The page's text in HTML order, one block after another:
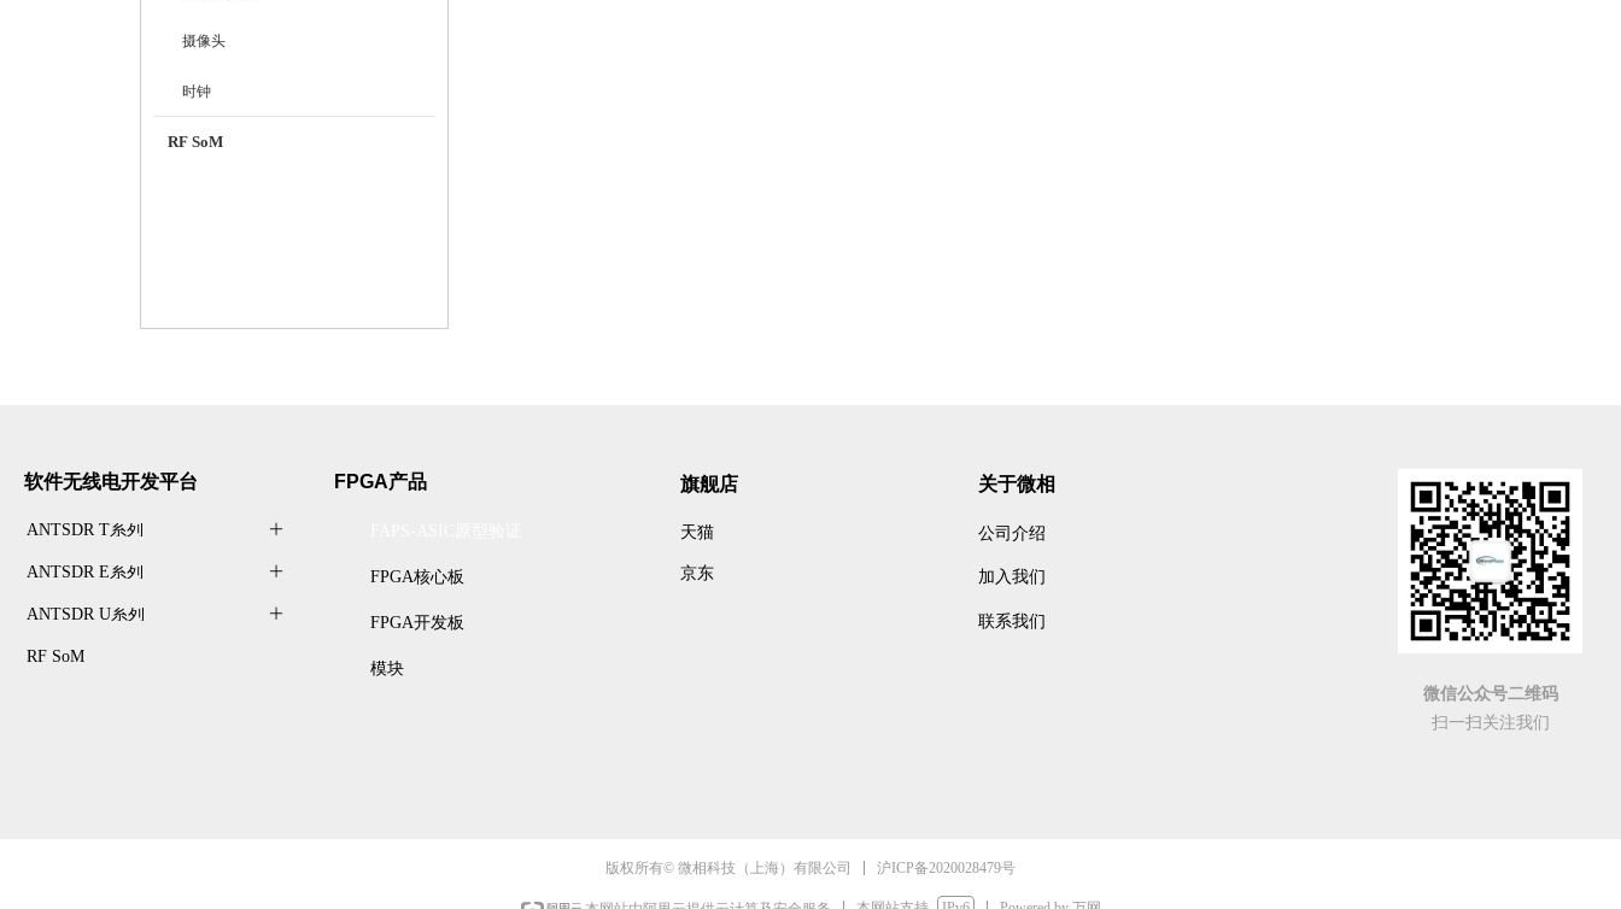
摄像头
时钟
RF SoM
ꄶ
ANTSDR T系列
ꄶ
ANTSDR E系列
ꄶ
ANTSDR U系列
RF SoM
软件无线电开发平台 FPGA产品
FPGA核心板
FPGA开发板
模块
关于微相
公司介绍
加入我们
联系我们
旗舰店
天猫
京东
微信公众号二维码
扫一扫关注我们
版权所有© 微相科技（上海）有限公司 沪ICP备2020028479号